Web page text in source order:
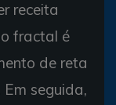
receita
fractal é
de reta
seguida,